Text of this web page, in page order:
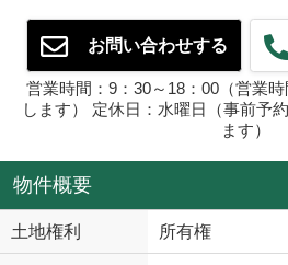
お問い合わせする
営業時間：9：30～18：00（営業
します） 定休日：水曜日（事前予
ます）
物件概要
土地権利 所有権